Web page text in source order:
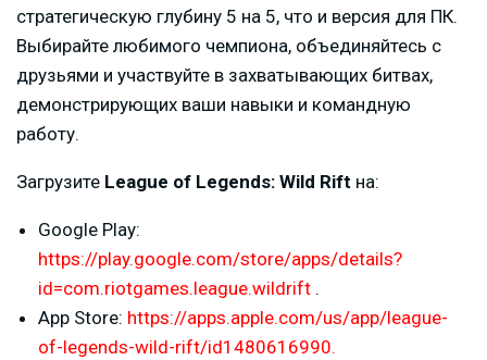
стратегическую глубину 5 на 5, что и версия для ПК.
Выбирайте любимого чемпиона, объединяйтесь с
друзьями и участвуйте в захватывающих битвах,
демонстрирующих ваши навыки и командную
работу.
Загрузите League of Legends: Wild Rift на:
Google Play:
https://play.google.com/store/apps/details?
id=com.riotgames.league.wildrift .
App Store: https://apps.apple.com/us/app/league-
of-legends-wild-rift/id1480616990.